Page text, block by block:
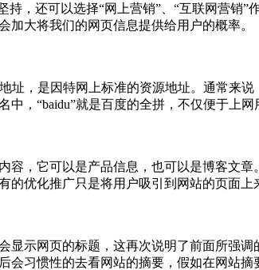
持，还可以选择“网上营销”、“互联网营
加大将我们的网页信息提供给用户的概率。
，是因特网上标准的资源地址。通常来说
中，“baidu”就是百度的全拼，不仅便于上
，它可以是产品信息，也可以是博客文章
的优化推广只是将用户吸引到网站的页面上
网页的标题，这再次说明了前面所强调
会习惯性的去看网站的摘要，假如在网站